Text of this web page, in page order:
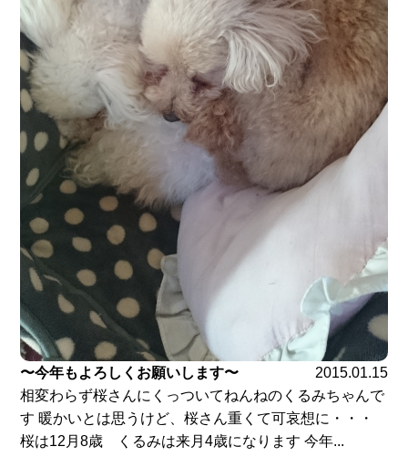
〜今年もよろしくお願いします〜
2015.01.15
相変わらず桜さんにくっついてねんねのくるみちゃんで
す 暖かいとは思うけど、桜さん重くて可哀想に・・・
桜は12月8歳 くるみは来月4歳になります 今年...